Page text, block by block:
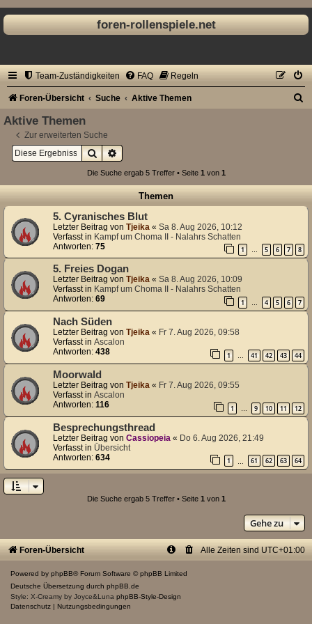
foren-rollenspiele.net
Team-Zuständigkeiten FAQ Regeln
Foren-Übersicht Suche Aktive Themen
Aktive Themen
Zur erweiterten Suche
SucheErweiterte Suche
Die Suche ergab 5 Treffer • Seite 1 von 1
Themen
5. Cyranisches Blut
Letzter Beitrag von Tjeika « Sa 8. Aug 2026, 10:12
Verfasst in Kampf um Choma II - Nalahrs Schatten
Antworten: 75 1 … 5 6 7 8
5. Freies Dogan
Letzter Beitrag von Tjeika « Sa 8. Aug 2026, 10:09
Verfasst in Kampf um Choma II - Nalahrs Schatten
Antworten: 69 1 … 4 5 6 7
Nach Süden
Letzter Beitrag von Tjeika « Fr 7. Aug 2026, 09:58
Verfasst in Ascalon
Antworten: 438 1 41 42 43 44
Moorwald
Letzter Beitrag von Tjeika « Fr 7. Aug 2026, 09:55
Verfasst in Ascalon
Antworten: 116 1 9 10 11 12
Besprechungsthread
Letzter Beitrag von Cassiopeia « Do 6. Aug 2026, 21:49
Verfasst in Übersicht
Antworten: 634 1 61 62 63 64
Die Suche ergab 5 Treffer • Seite 1 von 1
Gehe zu
Foren-Übersicht Alle Zeiten sind UTC+01:00
Powered by phpBB® Forum Software © phpBB Limited
Deutsche Übersetzung durch phpBB.de
Style: X-Creamy by Joyce&Luna phpBB-Style-Design
Datenschutz | Nutzungsbedingungen